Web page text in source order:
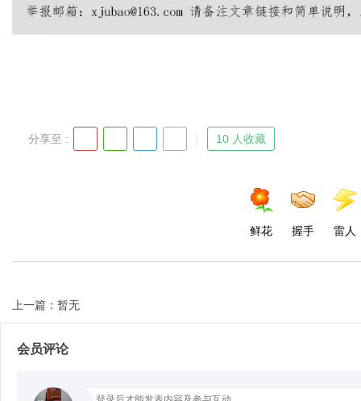
d
分享至 : 10 人收藏
鲜花 握手 雷人
上一篇：暂无
会员评论